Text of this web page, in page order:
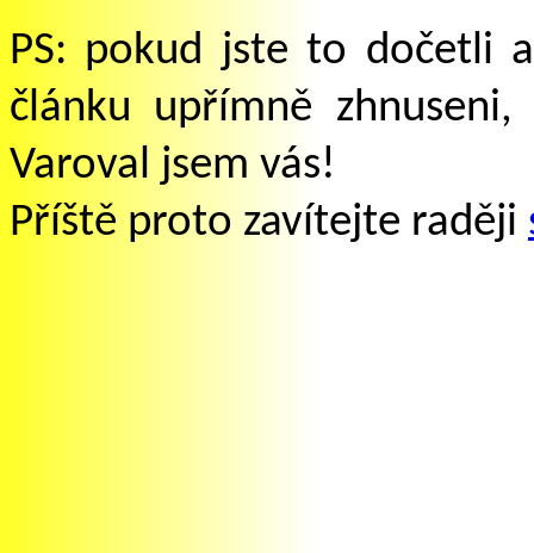
PS: pokud jste to dočetli
článku upřímně
Varoval jsem vás!
Příště proto zavítejte raději